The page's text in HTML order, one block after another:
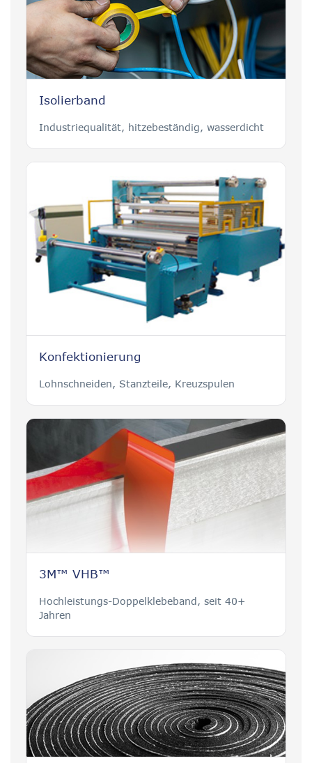
Isolierband
Industriequalität, hitzebeständig, wasserdicht
Konfektionierung
Lohnschneiden, Stanzteile, Kreuzspulen
3M™ VHB™
Hochleistungs-Doppelklebeband, seit 40+
Jahren